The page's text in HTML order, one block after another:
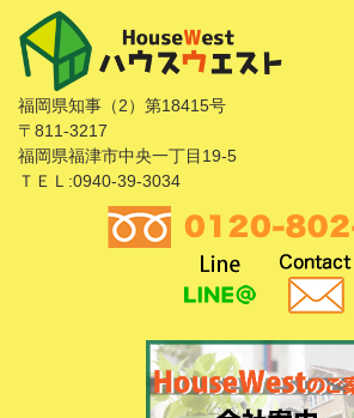
福岡県知事（2）第18415号
〒811-3217
福岡県福津市中央一丁目19-5
ＴＥＬ:0940-39-3034